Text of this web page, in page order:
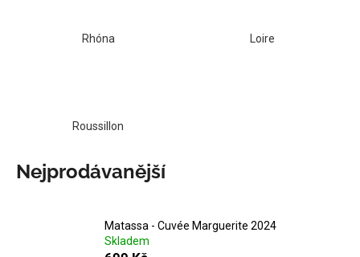
Rhóna Loire
Roussillon
Nejprodávanější
Matassa - Cuvée Marguerite 2024
Skladem